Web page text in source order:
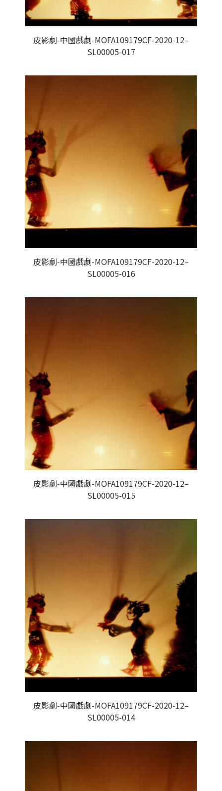
皮影劇-中國戲劇-MOFA109179CF-2020-12–
SL00005-017
皮影劇-中國戲劇-MOFA109179CF-2020-12–
SL00005-016
皮影劇-中國戲劇-MOFA109179CF-2020-12–
SL00005-015
皮影劇-中國戲劇-MOFA109179CF-2020-12–
SL00005-014